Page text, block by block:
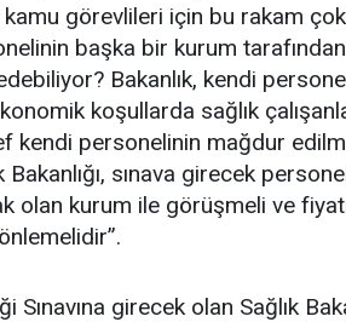
kamu görevlileri için bu rakam
başka bir kurum
Bakanlık, kendi
koşullarda sağlık
kendi personelinin mağdur
sınava girecek
olan kurum ile görüşmeli ve
girecek olan Sağlık